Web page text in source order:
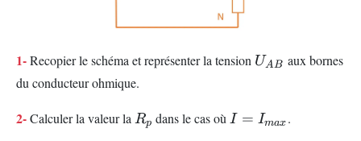
1-Recopier le schéma et représenter la tension U_{AB}
UA B aux bornes
du conducteur ohmique.
2-Calculer la valeur la R_p
Rp dans le cas où I
I = Imax .